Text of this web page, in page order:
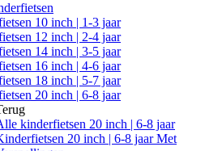
10 inch | 1-3 jaar
12 inch | 2-4 jaar
14 inch | 3-5 jaar
16 inch | 4-6 jaar
18 inch | 5-7 jaar
20 inch | 6-8 jaar
kinderfietsen 20 inch | 6-8 jaar
20 inch | 6-8 jaar Met